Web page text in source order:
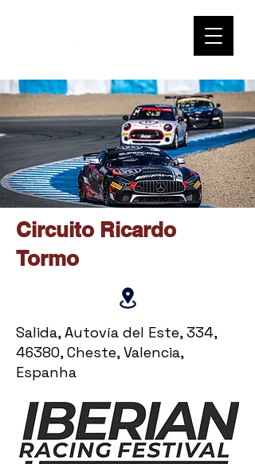
Circuito Ricardo
Tormo
Salida, Autovía del Este, 334,
46380, Cheste, Valencia,
Espanha